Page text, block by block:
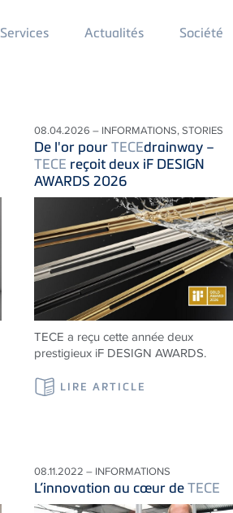
Services Actualités Main
Menu
Société
08.04.2026 – INFORMATIONS, STORIES
De l'or pourTECEdrainway –
TECE reçoit deux iF DESIGN
AWARDS 2026
TECE a reçu cette année deux
prestigieux iF DESIGN AWARDS.
LIRE ARTICLE
08.11.2022 – INFORMATIONS
L’innovation au cœur deTECE